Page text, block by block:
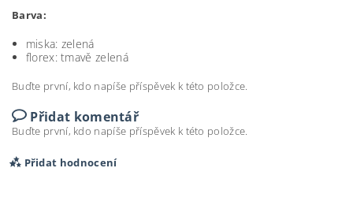
Barva:
miska: zelená
florex: tmavě zelená
Buďte první, kdo napíše příspěvek k této položce.
Přidat komentář
Buďte první, kdo napíše příspěvek k této položce.
Přidat hodnocení